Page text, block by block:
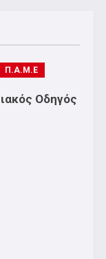
Π.Α.Μ.Ε
Οδηγός